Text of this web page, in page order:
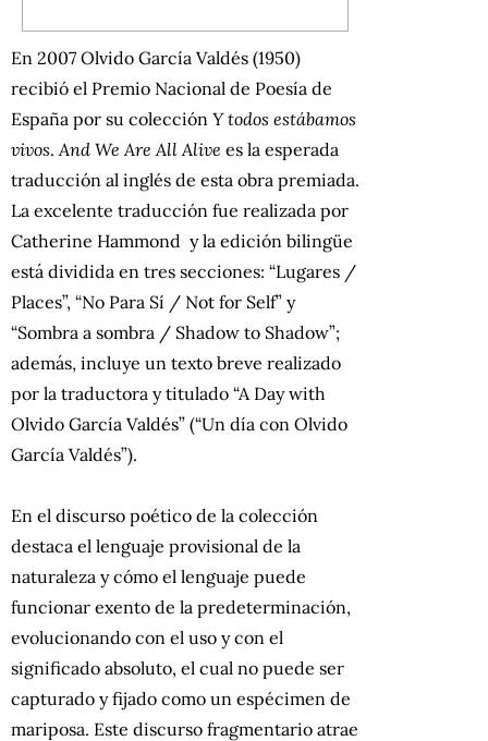
En 2007 Olvido García Valdés (1950)
recibió el Premio Nacional de Poesía de
España por su colección Y todos estábamos
vivos. And We Are All Alive es la esperada
traducción al inglés de esta obra premiada.
La excelente traducción fue realizada por
Catherine Hammond y la edición bilingüe
está dividida en tres secciones: “Lugares /
Places”, “No Para Sí / Not for Self” y
“Sombra a sombra / Shadow to Shadow”;
además, incluye un texto breve realizado
por la traductora y titulado “A Day with
Olvido García Valdés” (“Un día con Olvido
García Valdés”).
En el discurso poético de la colección
destaca el lenguaje provisional de la
naturaleza y cómo el lenguaje puede
funcionar exento de la predeterminación,
evolucionando con el uso y con el
significado absoluto, el cual no puede ser
capturado y fijado como un espécimen de
mariposa. Este discurso fragmentario atrae